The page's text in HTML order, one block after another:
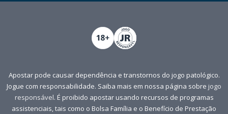
Apostar pode causar dependência e transtornos do jogo patológico.
Jogue com responsabilidade. Saiba mais em nossa página sobre jogo
responsável. É proibido apostar usando recursos de programas
assistenciais, tais como o Bolsa Família e o Benefício de Prestação